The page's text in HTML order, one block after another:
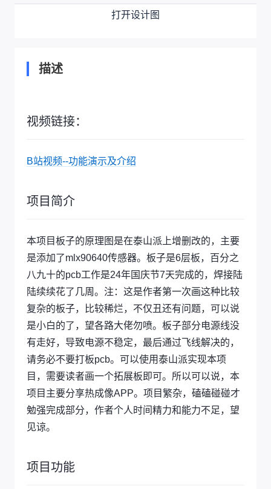
打开设计图
描述
视频链接：
B站视频--功能演示及介绍
项目简介
本项目板子的原理图是在泰山派上增删改的，主要
是添加了mlx90640传感器。板子是6层板，百分之
八九十的pcb工作是24年国庆节7天完成的，焊接陆
陆续续花了几周。注：这是作者第一次画这种比较
复杂的板子，比较稀烂，不仅丑还有问题，可以说
是小白的了，望各路大佬勿喷。板子部分电源线没
有走好，导致电源不稳定，最后通过飞线解决的，
请务必不要打板pcb。可以使用泰山派实现本项
目，需要读者画一个拓展板即可。所以可以说，本
项目主要分享热成像APP。项目繁杂，磕磕碰碰才
勉强完成部分，作者个人时间精力和能力不足，望
见谅。
项目功能